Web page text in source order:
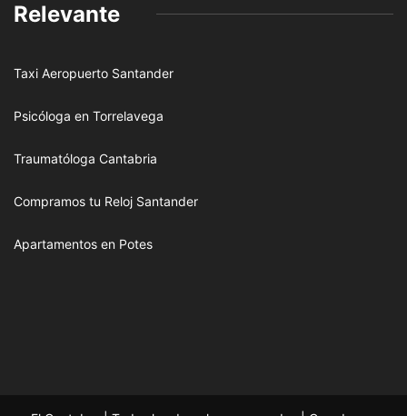
Relevante
Taxi Aeropuerto Santander
Psicóloga en Torrelavega
Traumatóloga Cantabria
Compramos tu Reloj Santander
Apartamentos en Potes